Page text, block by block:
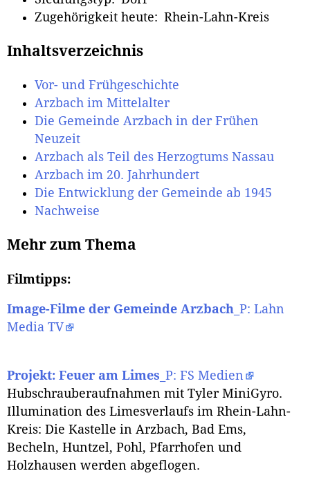
Zugehörigkeit heute: Rhein-Lahn-Kreis
Inhaltsverzeichnis
Vor- und Frühgeschichte
Arzbach im Mittelalter
Die Gemeinde Arzbach in der Frühen
Neuzeit
Arzbach als Teil des Herzogtums Nassau
Arzbach im 20. Jahrhundert
Die Entwicklung der Gemeinde ab 1945
Nachweise
Mehr zum Thema
Filmtipps:
Image-Filme der Gemeinde Arzbach _P: Lahn
Media TV
Projekt: Feuer am Limes _P: FS Medien
Hubschrauberaufnahmen mit Tyler MiniGyro.
Illumination des Limesverlaufs im Rhein-Lahn-
Kreis: Die Kastelle in Arzbach, Bad Ems,
Becheln, Huntzel, Pohl, Pfarrhofen und
Holzhausen werden abgeflogen.